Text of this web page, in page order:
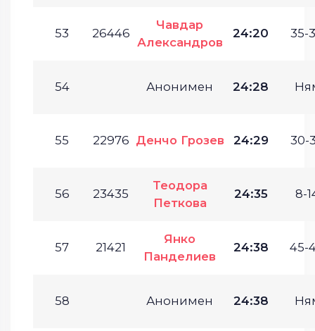
53 26446
Чавдар
Александров
24:20 35-
54 Анонимен 24:28
55 22976 Денчо Грозев 24:29 30-
56 23435
Теодора
Петкова
24:35 8-
57 21421
Янко
Панделиев
24:38 45-
58 Анонимен 24:38